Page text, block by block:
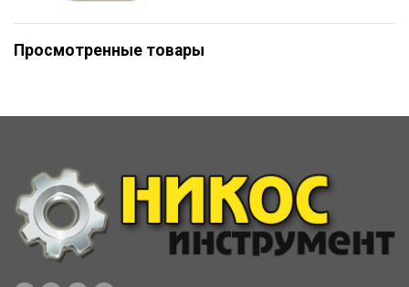
Просмотренные товары